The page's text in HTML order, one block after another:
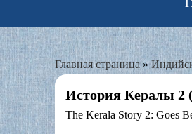
Главная страница»
История Кералы 2
The Kerala Story 2: Goes